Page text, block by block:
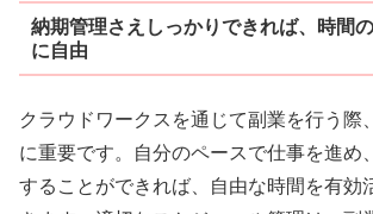
納期管理さえしっかりできれば、時間
に自由
クラウドワークスを通じて副業を行う際
に重要です。自分のペースで仕事を進め
することができれば、自由な時間を有効